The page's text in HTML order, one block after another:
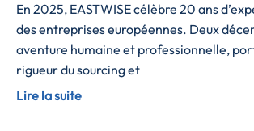
En 2025, EASTWISE célèbre 20 ans
des entreprises européennes. Deux
aventure humaine et professionnelle,
rigueur du sourcing et
Lire la suite